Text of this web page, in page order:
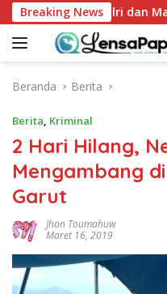
Langsung
ke
konten
Breaking News
Polri dan Masyarakat
Beranda Berita
Berita, Kriminal
2 Hari Hilang,
Mengambang
Garut
Jhon Toumahuw
Maret 16, 2019